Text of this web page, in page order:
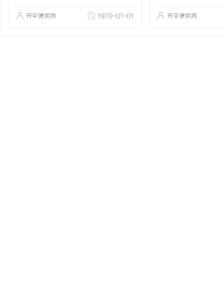
开平便民网 1970-01-01 开平便民网